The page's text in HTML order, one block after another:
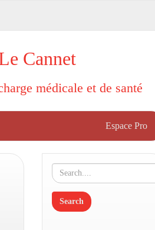
Cannet
médicale et de santé
Espace Pro